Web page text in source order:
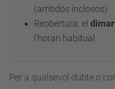
(ambdós inclosos)
Reobertura: el
l'horari habitual
Per a qualsevol dubte o